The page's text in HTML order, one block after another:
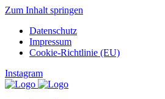
Zum Inhalt springen
Datenschutz
Impressum
Cookie-Richtlinie (EU)
Instagram